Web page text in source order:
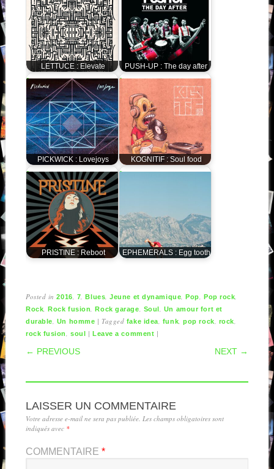
LETTUCE : Elevate PUSH-UP : The day after
PICKWICK : Lovejoys KOGNITIF : Soul food
PRISTINE : Reboot EPHEMERALS : Egg tooth
Posted in2016, 7,Blues,Jeune et dynamique,Pop,Pop rock,
Rock,Rock fusion,Rock garage, Soul, Un amour fort et
durable, Un homme | Tagged fake idea, funk,pop rock, rock,
rock fusion,soul | Leave a comment |
POST NAVIGATION
← PREVIOUS NEXT →
LAISSER UN COMMENTAIRE
Votre adresse e-mail ne sera pas publiée. Les champs obligatoires sont
indiqués avec *
COMMENTAIRE *